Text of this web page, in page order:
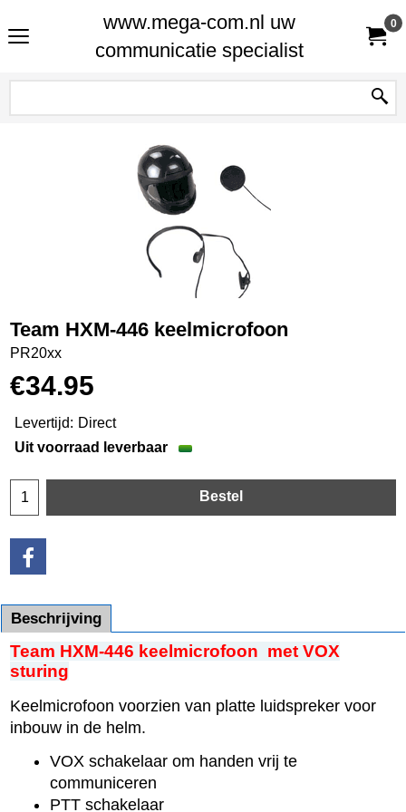
www.mega-com.nl uw
communicatie specialist
0
Team HXM-446 keelmicrofoon
PR20xx
€34.95
Levertijd: Direct
Uit voorraad leverbaar
Bestel
Beschrijving
Team HXM-446 keelmicrofoon met VOX
sturing
Keelmicrofoon voorzien van platte luidspreker voor
inbouw in de helm.
VOX schakelaar om handen vrij te
communiceren
PTT schakelaar